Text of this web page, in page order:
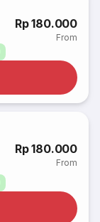
Rp 180.000
From
Rp 180.000
From